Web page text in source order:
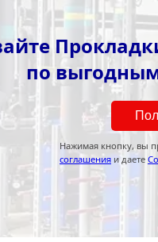
по
Нажимая кнопку, вы
соглашения и даете